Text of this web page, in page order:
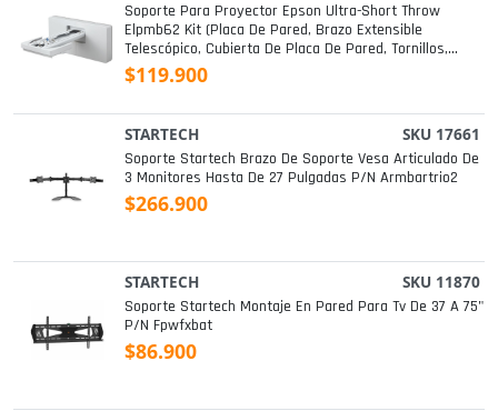
Soporte Para Proyector Epson Ultra-Short Throw
Elpmb62 Kit (placa De Pared, Brazo Extensible
Telescópico, Cubierta De Placa De Pared, Tornillos,
Unidad De Ajuste De 3 Ejes Con Placa De
Deslizamiento) P/n V12ha06a05
$119.900
STARTECH SKU 17661
Soporte Startech Brazo De Soporte Vesa Articulado De
3 Monitores Hasta De 27 Pulgadas P/n Armbartrio2
$266.900
STARTECH SKU 11870
Soporte Startech Montaje En Pared Para Tv De 37 A 75"
P/n Fpwfxbat
$86.900